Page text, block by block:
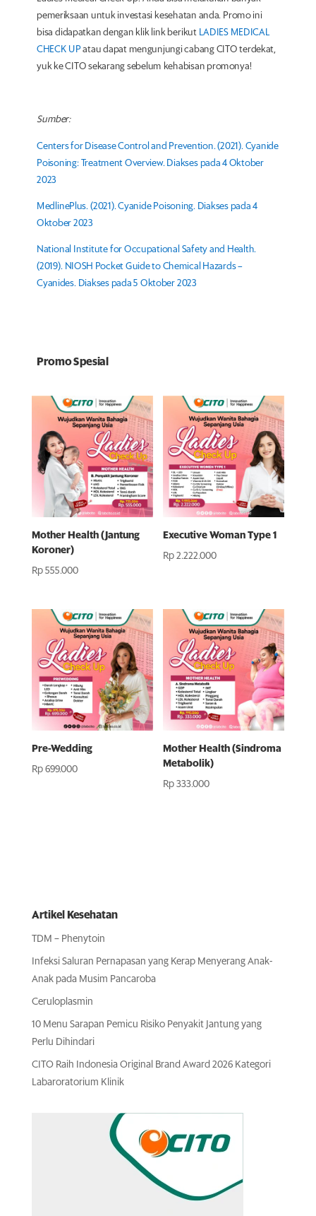
pemeriksaan untuk investasi kesehatan anda. Promo ini
bisa didapatkan dengan klik link berikut LADIES MEDICAL
CHECK UPatau dapat mengunjungi cabang CITO terdekat,
yuk ke CITO sekarang sebelum kehabisan promonya!
Sumber:
Centers for Disease Control and Prevention. (2021). Cyanide
Poisoning: Treatment Overview. Diakses pada 4 Oktober
2023
MedlinePlus. (2021). Cyanide Poisoning. Diakses pada 4
Oktober 2023
National Institute for Occupational Safety and Health.
(2019). NIOSH Pocket Guide to Chemical Hazards –
Cyanides. Diakses pada 5 Oktober 2023
Promo Spesial
Mother Health (Jantung
Koroner)
Rp555.000
Executive Woman Type 1
Rp 2.222.000
Pre-Wedding
Rp699.000
Mother Health (Sindroma
Metabolik)
Rp 333.000
Artikel Kesehatan
TDM – Phenytoin
Infeksi Saluran Pernapasan yang Kerap Menyerang Anak-
Anak pada Musim Pancaroba
Ceruloplasmin
10 Menu Sarapan Pemicu Risiko Penyakit Jantung yang
Perlu Dihindari
CITO Raih Indonesia Original Brand Award 2026 Kategori
Labaroratorium Klinik